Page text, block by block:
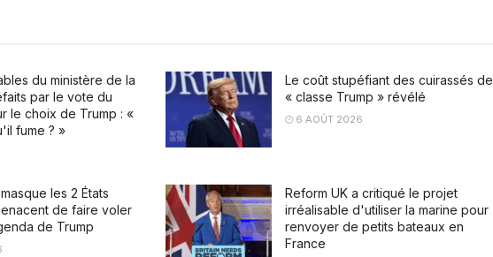
du ministère de la
par le vote du
le choix de Trump : «
fume ? »
Le coût stupéfiant des cuirassés de
« classe Trump » révélé
6 AOÛT 2026
les 2 États
de faire voler
de Trump
Reform UK a critiqué le projet
irréalisable d'utiliser la marine pour
renvoyer de petits bateaux en
France